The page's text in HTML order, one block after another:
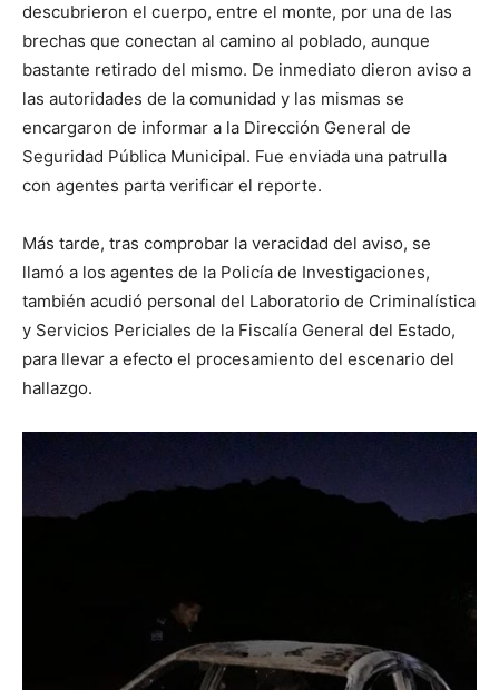
descubrieron el cuerpo, entre el monte, por una de las
brechas que conectan al camino al poblado, aunque
bastante retirado del mismo. De inmediato dieron aviso a
las autoridades de la comunidad y las mismas se
encargaron de informar a la Dirección General de
Seguridad Pública Municipal. Fue enviada una patrulla
con agentes parta verificar el reporte.
Más tarde, tras comprobar la veracidad del aviso, se
llamó a los agentes de la Policía de Investigaciones,
también acudió personal del Laboratorio de Criminalística
y Servicios Periciales de la Fiscalía General del Estado,
para llevar a efecto el procesamiento del escenario del
hallazgo.